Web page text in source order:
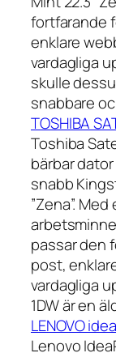
fortfarande
enklare
vardagliga
skulle
snabbare
TOSHIBA
Toshiba
bärbar
snabb
”Zena”.
passar den
post,
vardagliga
1DW är en
LENOVO
Lenovo